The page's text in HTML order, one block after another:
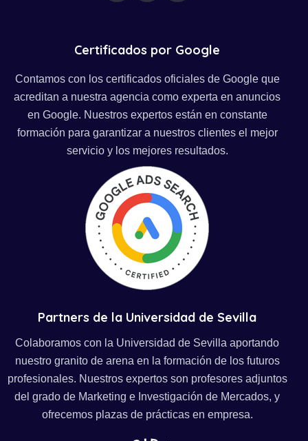
Certificados por Google
Contamos con los certificados oficiales de Google que
acreditan a nuestra agencia como experta en anuncios
en Google. Nuestros expertos están en constante
formación para garantizar a nuestros clientes el mejor
servicio y los mejores resultados.
Partners de la Universidad de Sevilla
Colaboramos con la Universidad de Sevilla aportando
nuestro granito de arena en la formación de los futuros
profesionales. Nuestros expertos son profesores adjuntos
del grado de Marketing e Investigación de Mercados, y
ofrecemos plazas de prácticas en empresa.